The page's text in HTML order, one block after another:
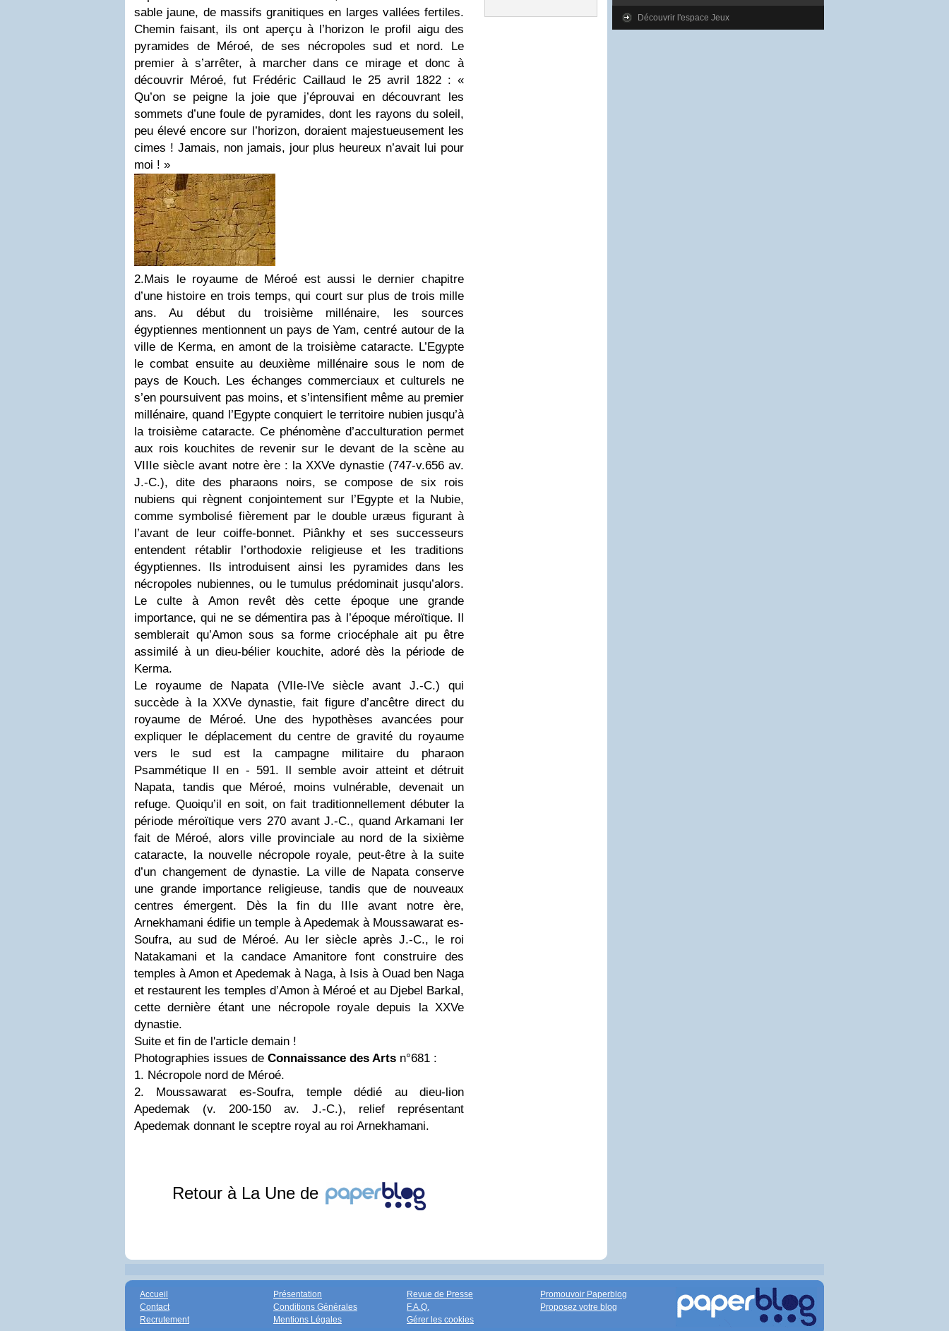
sable jaune, de massifs granitiques en larges vallées fertiles.
Chemin faisant, ils ont aperçu à l’horizon le profil aigu des
pyramides de Méroé, de ses nécropoles sud et nord. Le
premier à s’arrêter, à marcher dans ce mirage et donc à
découvrir Méroé, fut Frédéric Caillaud le 25 avril 1822 : «
Qu’on se peigne la joie que j’éprouvai en découvrant les
sommets d’une foule de pyramides, dont les rayons du soleil,
peu élevé encore sur l’horizon, doraient majestueusement les
cimes ! Jamais, non jamais, jour plus heureux n’avait lui pour
moi ! »
2.Mais le royaume de Méroé est aussi le dernier chapitre
d’une histoire en trois temps, qui court sur plus de trois mille
ans. Au début du troisième millénaire, les sources
égyptiennes mentionnent un pays de Yam, centré autour de la
ville de Kerma, en amont de la troisième cataracte. L’Egypte
le combat ensuite au deuxième millénaire sous le nom de
pays de Kouch. Les échanges commerciaux et culturels ne
s’en poursuivent pas moins, et s’intensifient même au premier
millénaire, quand l’Egypte conquiert le territoire nubien jusqu’à
la troisième cataracte. Ce phénomène d’acculturation permet
aux rois kouchites de revenir sur le devant de la scène au
VIIIe siècle avant notre ère : la XXVe dynastie (747-v.656 av.
J.-C.), dite des pharaons noirs, se compose de six rois
nubiens qui règnent conjointement sur l’Egypte et la Nubie,
comme symbolisé fièrement par le double uræus figurant à
l’avant de leur coiffe-bonnet. Piânkhy et ses successeurs
entendent rétablir l’orthodoxie religieuse et les traditions
égyptiennes. Ils introduisent ainsi les pyramides dans les
nécropoles nubiennes, ou le tumulus prédominait jusqu’alors.
Le culte à Amon revêt dès cette époque une grande
importance, qui ne se démentira pas à l’époque méroïtique. Il
semblerait qu’Amon sous sa forme criocéphale ait pu être
assimilé à un dieu-bélier kouchite, adoré dès la période de
Kerma.
Le royaume de Napata (VIIe-IVe siècle avant J.-C.) qui
succède à la XXVe dynastie, fait figure d’ancêtre direct du
royaume de Méroé. Une des hypothèses avancées pour
expliquer le déplacement du centre de gravité du royaume
vers le sud est la campagne militaire du pharaon
Psammétique II en - 591. Il semble avoir atteint et détruit
Napata, tandis que Méroé, moins vulnérable, devenait un
refuge. Quoiqu’il en soit, on fait traditionnellement débuter la
période méroïtique vers 270 avant J.-C., quand Arkamani Ier
fait de Méroé, alors ville provinciale au nord de la sixième
cataracte, la nouvelle nécropole royale, peut-être à la suite
d’un changement de dynastie. La ville de Napata conserve
une grande importance religieuse, tandis que de nouveaux
centres émergent. Dès la fin du IIIe avant notre ère,
Arnekhamani édifie un temple à Apedemak à Moussawarat es-
Soufra, au sud de Méroé. Au Ier siècle après J.-C., le roi
Natakamani et la candace Amanitore font construire des
temples à Amon et Apedemak à Naga, à Isis à Ouad ben Naga
et restaurent les temples d’Amon à Méroé et au Djebel Barkal,
cette dernière étant une nécropole royale depuis la XXVe
dynastie.
Suite et fin de l'article demain !
Photographies issues de Connaissance des Arts n°681 :
1. Nécropole nord de Méroé.
2. Moussawarat es-Soufra, temple dédié au dieu-lion
Apedemak (v. 200-150 av. J.-C.), relief représentant
Apedemak donnant le sceptre royal au roi Arnekhamani.
Retour à La Une de
Découvrir l'espace Jeux
Accueil
Contact
Recrutement
Présentation
Conditions Générales
Mentions Légales
Revue de Presse
F.A.Q.
Gérer les cookies
Promouvoir Paperblog
Proposez votre blog